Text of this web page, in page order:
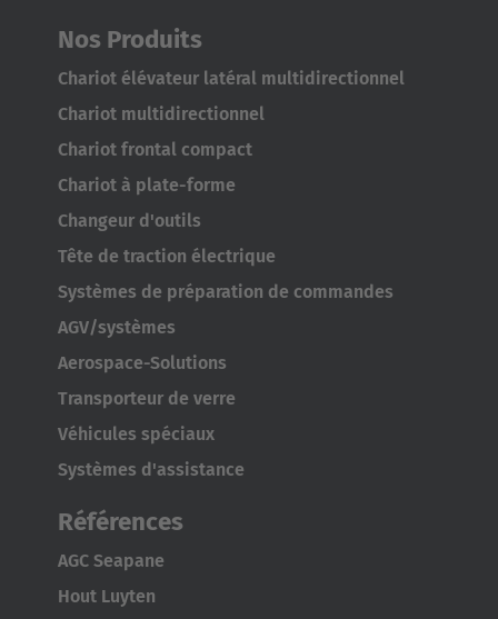
Brasil
Português
United States
ASIA/PACIFIC
Japan
Japanese
Türkiye
Türkçe
Nos Produits
Chariot élévateur latéral multidirectionnel
Chariot multidirectionnel
Chariot frontal compact
Chariot à plate-forme
Changeur d'outils
Tête de traction électrique
Systèmes de préparation de commandes
AGV/systèmes
Aerospace-Solutions
Transporteur de verre
Véhicules spéciaux
Systèmes d'assistance
Références
AGC Seapane
Hout Luyten